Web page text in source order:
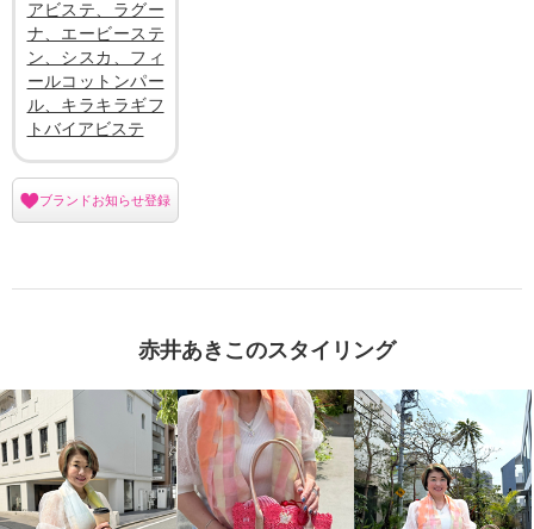
アビステ、ラグー
ナ、エービーステ
ン、シスカ、フィ
ールコットンパー
ル、キラキラギフ
トバイアビステ
ブランドお知らせ登録
赤井あきこのスタイリング